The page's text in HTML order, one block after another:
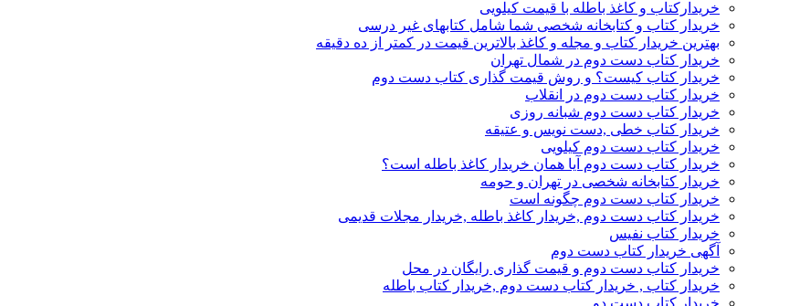
خریدارکتاب و کاغذ باطله با قیمت کیلویی
خریدار کتاب و کتابخانه شخصی شما شامل کتابهای غیر درسی
بهترین خریدار کتاب و مجله و کاغذ بالاترین قیمت در کمتر از ده دقیقه
خریدار کتاب دست دوم در شمال تهران
خریدار کتاب کیست؟ و روش قیمت گذاری کتاب دست دوم
خریدار کتاب دست دوم در انقلاب
خریدار کتاب دست دوم شبانه روزی
خریدار کتاب خطی ,دست نویس و عتیقه
خریدار کتاب دست دوم کیلویی
خریدار کتاب دست دوم آیا همان خریدار کاغذ باطله است؟
خریدار کتابخانه شخصی در تهران و حومه
خریدار کتاب دست دوم چگونه است
خریدار کتاب دست دوم ,خریدار کاغذ باطله ,خریدار مجلات قدیمی
خریدار کتاب نفیس
آگهی خریدار کتاب دست دوم
خریدار کتاب دست دوم و قیمت گذاری رایگان در محل
خریدار کتاب , خریدار کتاب دست دوم ,خریدار کتاب باطله